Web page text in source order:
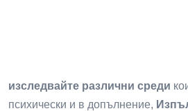
изследвайте различни среди
психически и в допълнение,